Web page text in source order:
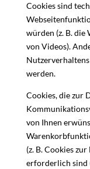
Cookies sind
würden (z. B.
von Videos).
werden.
Cookies, die zur
von Ihnen
(z. B. Cookies
erforderlich sind